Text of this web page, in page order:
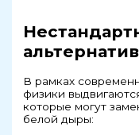
В рамках
физики
которые могут
белой дыры: